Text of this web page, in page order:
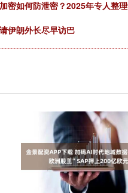
密如何防泄密？2025年专人整
伊朗外长尽早访巴